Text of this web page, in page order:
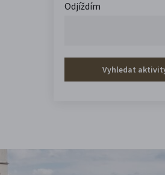
Odjíždím
Vyhledat